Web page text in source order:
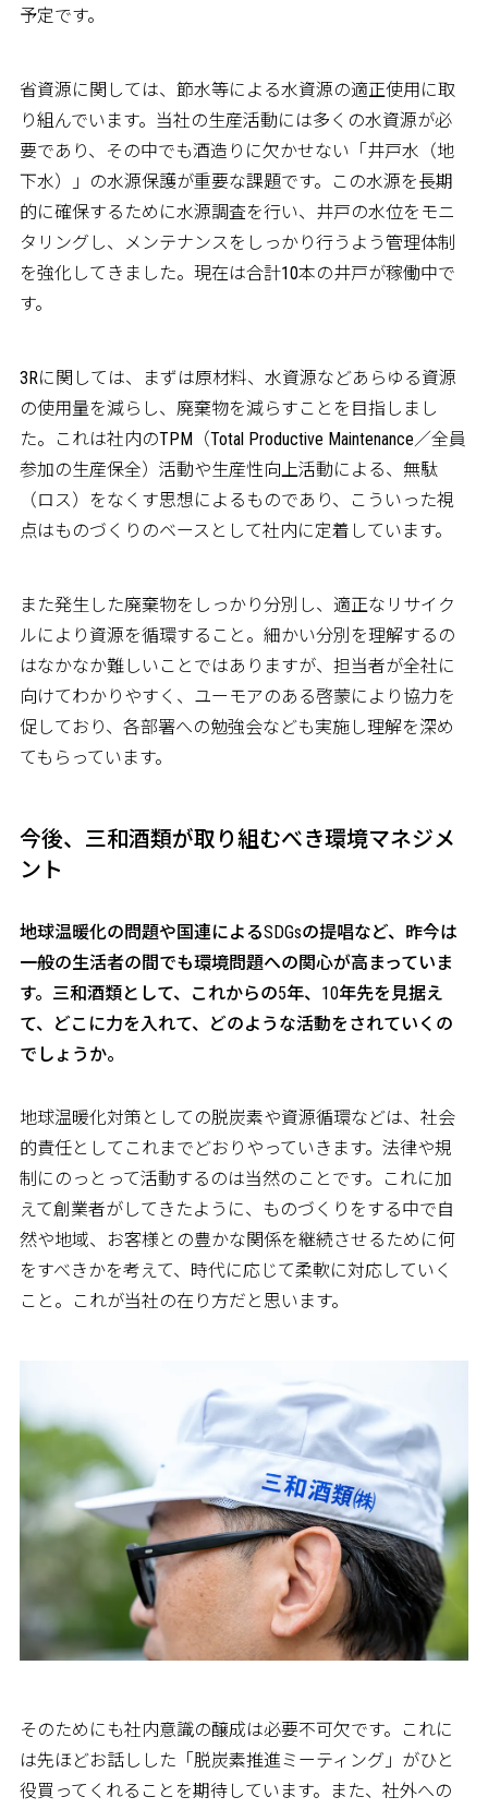
予定です。
省資源に関しては、節水等による水資源の適正使用に取
り組んでいます。当社の生産活動には多くの水資源が必
要であり、その中でも酒造りに欠かせない「井戸水（地
下水）」の水源保護が重要な課題です。この水源を長期
的に確保するために水源調査を行い、井戸の水位をモニ
タリングし、メンテナンスをしっかり行うよう管理体制
を強化してきました。現在は合計10本の井戸が稼働中で
す。
3Rに関しては、まずは原材料、水資源などあらゆる資源
の使用量を減らし、廃棄物を減らすことを目指しまし
た。これは社内のTPM（Total Productive Maintenance／全員
参加の生産保全）活動や生産性向上活動による、無駄
（ロス）をなくす思想によるものであり、こういった視
点はものづくりのベースとして社内に定着しています。
また発生した廃棄物をしっかり分別し、適正なリサイク
ルにより資源を循環すること。細かい分別を理解するの
はなかなか難しいことではありますが、担当者が全社に
向けてわかりやすく、ユーモアのある啓蒙により協力を
促しており、各部署への勉強会なども実施し理解を深め
てもらっています。
今後、三和酒類が取り組むべき環境マネジメ
ント
――地球温暖化の問題や国連によるSDGsの提唱など、昨今は
一般の生活者の間でも環境問題への関心が高まっていま
す。三和酒類として、これからの5年、10年先を見据え
て、どこに力を入れて、どのような活動をされていくの
でしょうか。
地球温暖化対策としての脱炭素や資源循環などは、社会
的責任としてこれまでどおりやっていきます。法律や規
制にのっとって活動するのは当然のことです。これに加
えて創業者がしてきたように、ものづくりをする中で自
然や地域、お客様との豊かな関係を継続させるために何
をすべきかを考えて、時代に応じて柔軟に対応していく
こと。これが当社の在り方だと思います。
そのためにも社内意識の醸成は必要不可欠です。これに
は先ほどお話しした「脱炭素推進ミーティング」がひと
役買ってくれることを期待しています。また、社外への